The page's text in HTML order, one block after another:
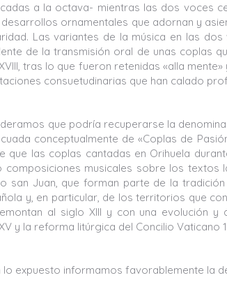
a la octava- mientras las dos voces
ornamentales que adornan y
Las variantes de la música en las
de la transmisión oral de unas coplas
tras lo que fueron retenidas «alla
consuetudinarias que han calado
que podría recuperarse la
conceptualmente de «Coplas de
que las coplas cantadas en Orihuela
composiciones musicales sobre los
san Juan, que forman parte de la
y, en particular, de los territorios que
al siglo XIII y con una evolución
y la reforma litúrgica del Concilio Vaticano
expuesto informamos favorablemente la